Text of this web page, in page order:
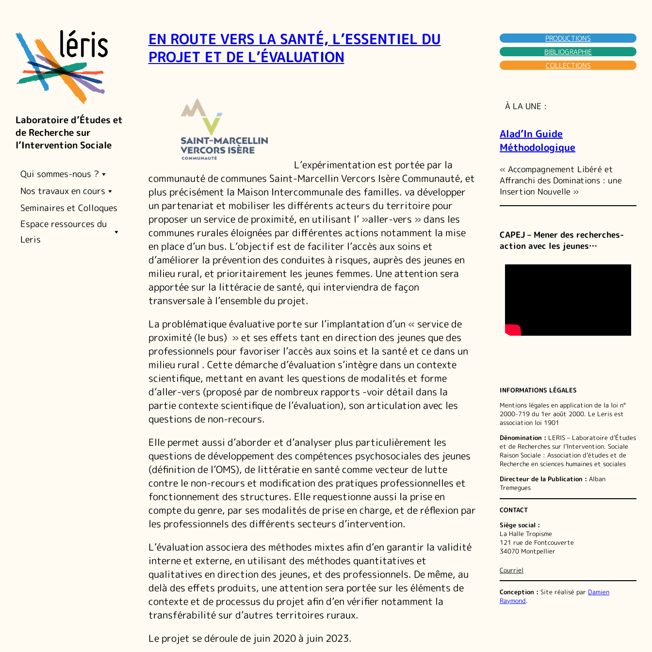
Laboratoire d’Études et
de Recherche sur
l’Intervention Sociale
Qui sommes-nous ?
Nos travaux en cours
Seminaires et Colloques
Espace ressources du
Leris
EN ROUTE VERS LA SANTÉ, L’ESSENTIEL DU
PROJET ET DE L’ÉVALUATION
L’expérimentation est portée par la
communauté de communes Saint-Marcellin Vercors Isère Communauté, et
plus précisément la Maison Intercommunale des familles. va développer
un partenariat et mobiliser les différents acteurs du territoire pour
proposer un service de proximité, en utilisant l’ »aller-vers » dans les
communes rurales éloignées par différentes actions notamment la mise
en place d’un bus. L’objectif est de faciliter l’accès aux soins et
d’améliorer la prévention des conduites à risques, auprès des jeunes en
milieu rural, et prioritairement les jeunes femmes. Une attention sera
apportée sur la littéracie de santé, qui interviendra de façon
transversale à l’ensemble du projet.
La problématique évaluative porte sur l’implantation d’un « service de
proximité (le bus) » et ses effets tant en direction des jeunes que des
professionnels pour favoriser l’accès aux soins et la santé et ce dans un
milieu rural . Cette démarche d’évaluation s’intègre dans un contexte
scientifique, mettant en avant les questions de modalités et forme
d’aller-vers (proposé par de nombreux rapports -voir détail dans la
partie contexte scientifique de l’évaluation), son articulation avec les
questions de non-recours.
Elle permet aussi d’aborder et d’analyser plus particulièrement les
questions de développement des compétences psychosociales des jeunes
(définition de l’OMS), de littératie en santé comme vecteur de lutte
contre le non-recours et modification des pratiques professionnelles et
fonctionnement des structures. Elle requestionne aussi la prise en
compte du genre, par ses modalités de prise en charge, et de réflexion par
les professionnels des différents secteurs d’intervention.
L’évaluation associera des méthodes mixtes afin d’en garantir la validité
interne et externe, en utilisant des méthodes quantitatives et
qualitatives en direction des jeunes, et des professionnels. De même, au
delà des effets produits, une attention sera portée sur les éléments de
contexte et de processus du projet afin d’en vérifier notamment la
transférabilité sur d’autres territoires ruraux.
Le projet se déroule de juin 2020 à juin 2023.
PRODUCTIONS
BIBLIOGRAPHIE
COLLECTIONS
À LA UNE :
Alad’In Guide
Méthodologique
« Accompagnement Libéré et
Affranchi des Dominations : une
Insertion Nouvelle »
CAPEJ – Mener des recherches-
action avec les jeunes…
INFORMATIONS LÉGALES
Mentions légales en application de la loi n°
2000-719 du 1er août 2000. Le Leris est
association loi 1901
Dénomination : LERIS – Laboratoire d’Études
et de Recherches sur l’Intervention. Sociale
Raison Sociale : Association d’études et de
Recherche en sciences humaines et sociales
Directeur de la Publication : Alban
Tremegues
CONTACT
Siège social :
La Halle Tropisme
121 rue de Fontcouverte
34070 Montpellier
Courriel
Conception : Site réalisé par Damien
Raymond.